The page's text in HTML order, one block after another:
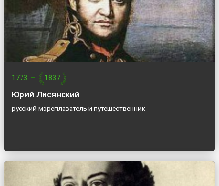
1773 — 1837
Юрий Лисянский
русский мореплаватель и путешественник